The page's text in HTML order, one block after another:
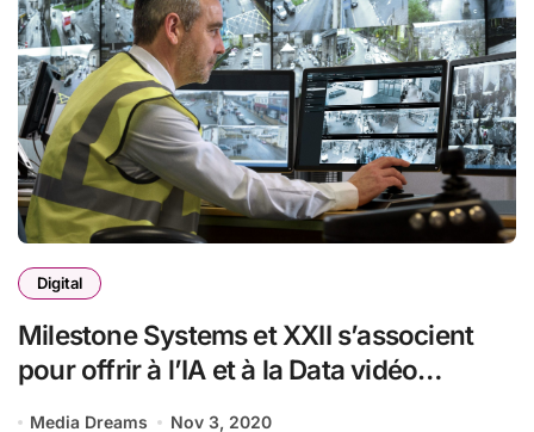
Digital
Milestone Systems et XXII s’associent
pour offrir à l’IA et à la Data vidéo
Media Dreams Nov 3, 2020